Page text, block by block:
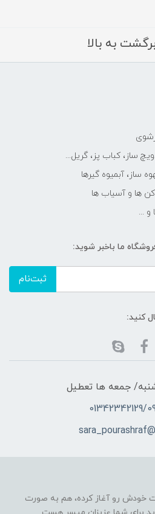
به بالا
ساز، کباب پز، گریل...
ساز، آبمیوه گیرها
ها و آسیاب ها
و ...
ما باخبر شوید:
ثبت‌نام
کنید:
جمعه ها تعطیل
01342342129/
از سال 1400 فعالیت خودش رو آغاز کرده، هم به صورت